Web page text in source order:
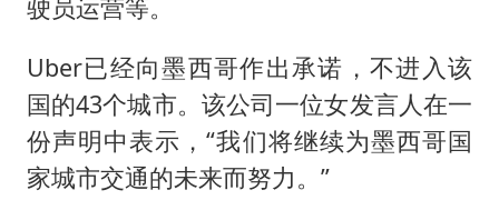
驶员运营等。
Uber已经向墨西哥作出承诺，不进入该
国的43个城市。该公司一位女发言人在一
份声明中表示，“我们将继续为墨西哥国
家城市交通的未来而努力。”